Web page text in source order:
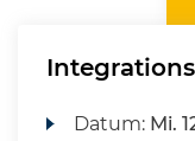
Datum: Mi.